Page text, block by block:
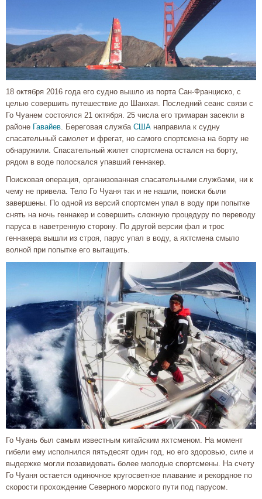
18 октября 2016 года его судно вышло из порта Сан-Франциско, с
целью совершить путешествие до Шанхая. Последний сеанс связи с
Го Чуанем состоялся 21 октября. 25 числа его тримаран засекли в
районе Гавайев. Береговая служба США направила к судну
спасательный самолет и фрегат, но самого спортсмена на борту не
обнаружили. Спасательный жилет спортсмена остался на борту,
рядом в воде полоскался упавший геннакер.
Поисковая операция, организованная спасательными службами, ни к
чему не привела. Тело Го Чуаня так и не нашли, поиски были
завершены. По одной из версий спортсмен упал в воду при попытке
снять на ночь геннакер и совершить сложную процедуру по переводу
паруса в наветренную сторону. По другой версии фал и трос
геннакера вышли из строя, парус упал в воду, а яхтсмена смыло
волной при попытке его вытащить.
Го Чуань был самым известным китайским яхтсменом. На момент
гибели ему исполнился пятьдесят один год, но его здоровью, силе и
выдержке могли позавидовать более молодые спортсмены. На счету
Го Чуаня остается одиночное кругосветное плавание и рекордное по
скорости прохождение Северного морского пути под парусом.